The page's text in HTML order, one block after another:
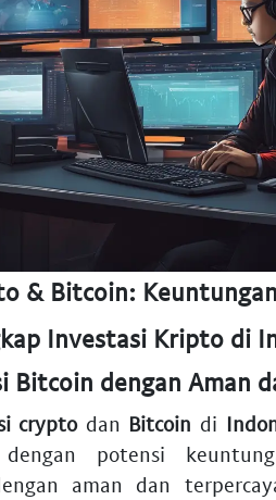
& Bitcoin:
Investasi Kripto di
Bitcoin dengan Aman
cryptodan Bitcoin di
potensi
aman dan